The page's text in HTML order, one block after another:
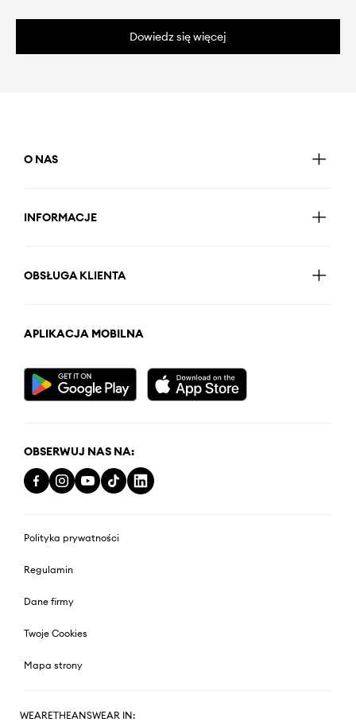
Dowiedz się więcej
O NAS
INFORMACJE
OBSŁUGA KLIENTA
APLIKACJA MOBILNA
OBSERWUJ NAS NA:
Polityka prywatności
Regulamin
Dane firmy
Twoje Cookies
Mapa strony
WEARETHEANSWEAR IN: